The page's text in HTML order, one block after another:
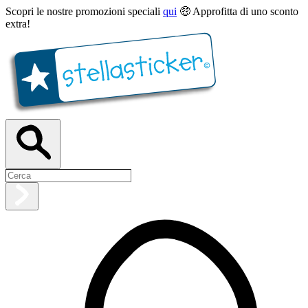
Scopri le nostre promozioni speciali qui 🤑 Approfitta di uno sconto
extra!